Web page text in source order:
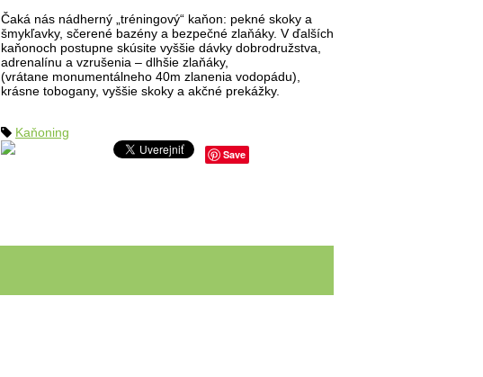
Čaká nás nádherný „tréningový“ kaňon: pekné skoky a
šmykľavky, sčerené bazény a bezpečné zlaňáky. V ďalších
kaňonoch postupne skúsite vyššie dávky dobrodružstva,
adrenalínu a vzrušenia – dlhšie zlaňáky,
(vrátane monumentálneho 40m zlanenia vodopádu),
krásne tobogany, vyššie skoky a akčné prekážky.
Kaňoning
Save